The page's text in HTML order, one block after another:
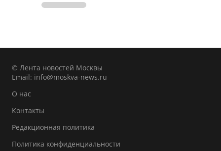
© Лента новостей Москвы
Email: info@moskva-news.ru
О нас
Контакты
Редакционная политика
Политика конфиденциальности